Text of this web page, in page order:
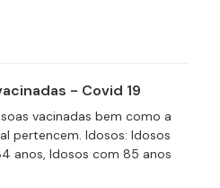
- Covid 19
vacinadas bem como a
pertencem. Idosos: Idosos
anos, Idosos com 85 anos